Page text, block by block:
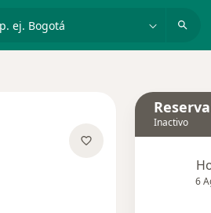
p. ej. Bogotá
Inactivo
6